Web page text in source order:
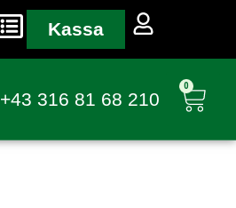
Kassa
+43 316 81 68 210
0